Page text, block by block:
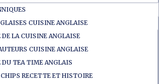
CUISINE ANGLAISE
LA CUISINE ANGLAISE
CUISINE ANGLAISE
TEA TIME ANGLAIS
RECETTE ET HISTOIRE